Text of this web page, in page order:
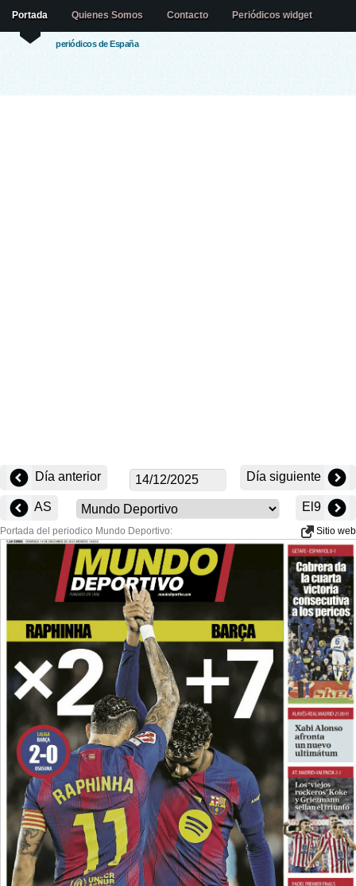
periódicos de España
Portada Quienes Somos Contacto Periódicos widget
Día anterior Día siguiente
AS El9
Portada del periodico Mundo Deportivo: Sitio web